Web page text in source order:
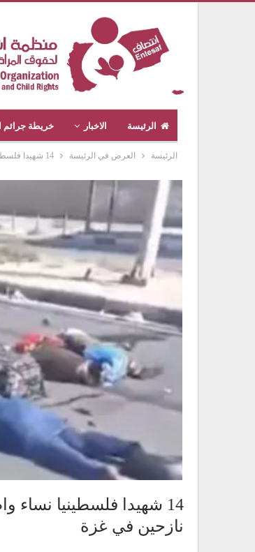
الرئيسة الاخبار خريطة جرائم
الرئيسة العرض في الرئيسة 14 شهيدا فلسطينيا نساء واطفال في قصف للعدوان الصهيوامريكي استهدف نازحين في غزة
14 شهيدا فلسطينيا
نازحين في غزة